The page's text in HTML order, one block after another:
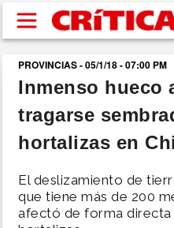
Pasar al contenido principal
buscar
SUCESOS
POLÍTICA
PROVINCIAS - 05/1/18 - 07:00 PM
Inmenso hueco
tragarse
hortalizas en
El deslizamiento de
que tiene más de 200
afectó de forma directa